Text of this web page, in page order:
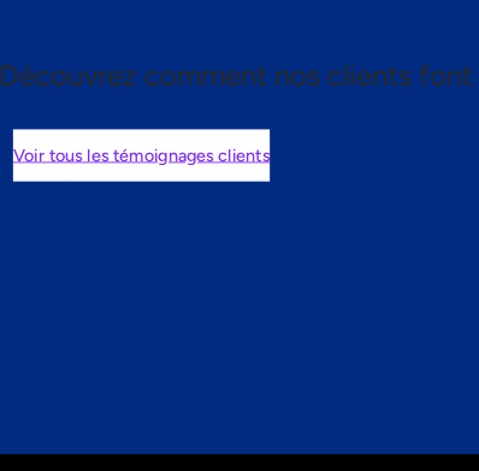
Découvrez comment nos clients
Voir tous les témoignages clients